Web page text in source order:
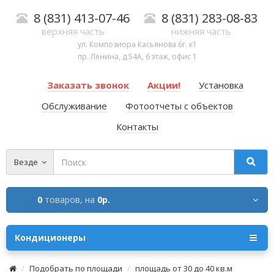
8 (831) 413-07-46
верхняя часть
8 (831) 283-08-83
нижняя часть
ул. Композиора Касьянова 6г. к1
пр. Ленина, д.54А, 6 этаж, офис 1
Заказать звонок Акции!
Установка
Обслуживание
Фотоотчеты с объектов
Контакты
Везде
0 товаров, на 0р.
Кондиционеры
Подобрать по площади
площадь от 30 до 40 кв.м